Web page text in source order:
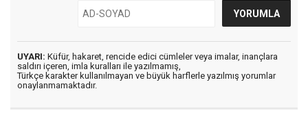
UYARI: Küfür, hakaret, rencide edici cümleler veya imalar, inançlara
saldırı içeren, imla kuralları ile yazılmamış,
Türkçe karakter kullanılmayan ve büyük harflerle yazılmış yorumlar
onaylanmamaktadır.